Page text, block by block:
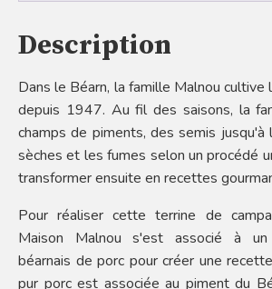
Description
Dans le Béarn, la famille Malnou cultive
depuis 1947. Au fil des saisons, la
champs de piments, des semis jusqu'à
sèches et les fumes selon un procédé
transformer ensuite en recettes
Pour réaliser cette terrine de
Maison Malnou s'est associé à
béarnais de porc pour créer une
pur porc est associée au piment du